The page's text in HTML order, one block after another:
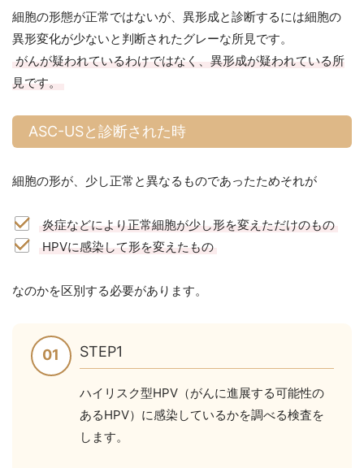
細胞の形態が正常ではないが、異形成と診断するには細胞の
異形変化が少ないと判断されたグレーな所見です。
がんが疑われているわけではなく、異形成が疑われている所
見です。
ASC-USと診断された時
細胞の形が、少し正常と異なるものであったためそれが
炎症などにより正常細胞が少し形を変えただけのもの
HPVに感染して形を変えたもの
なのかを区別する必要があります。
STEP1
ハイリスク型HPV（がんに進展する可能性の
あるHPV）に感染しているかを調べる検査を
します。